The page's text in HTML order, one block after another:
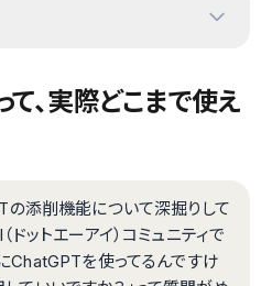
、実際どこまで使え
添削機能について深掘りして
ドットエーアイ）コミュニティで
ChatGPTを使ってるんですけ